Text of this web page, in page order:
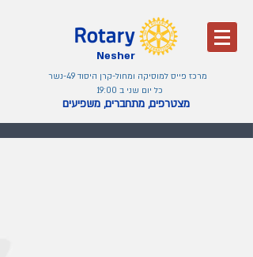
Nesher
מרכז פייס למוסיקה ומחול-קרן היסוד 49-נשר
כל יום שני ב 19:00
מצטרפים, מתחברים, משפיעים